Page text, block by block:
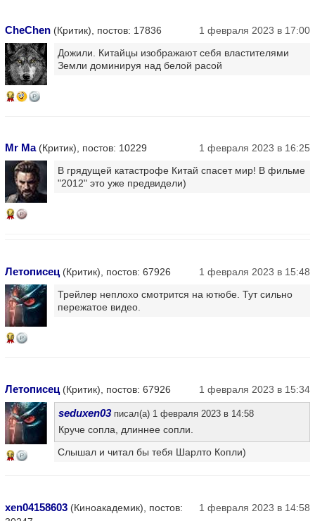
CheChen (Критик), постов: 17836 1 февраля 2023 в 17:00
14
Дожили. Китайцы изображают себя властителями
Земли доминируя над белой расой
Mr Ma(Критик), постов: 10229 1 февраля 2023 в 16:25
14
В грядущей катастрофе Китай спасет мир! В фильме
"2012" это уже предвидели)
Летописец (Критик), постов: 67926 1 февраля 2023 в 15:48
16
Трейлер неплохо смотрится на ютюбе. Тут сильно
пережатое видео.
Летописец (Критик), постов: 67926 1 февраля 2023 в 15:34
16
seduxen03писал(а) 1 февраля 2023 в 14:58
Круче сопла, длиннее сопли.
Слышал и читал бы тебя Шарлто Копли)
xen04158603 (Киноакадемик), постов:
1 февраля 2023 в 14:58